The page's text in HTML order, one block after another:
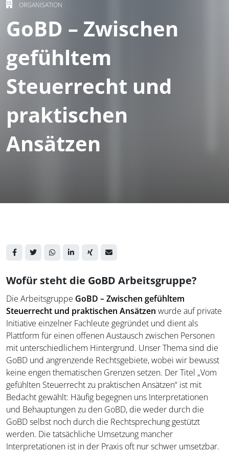
ORGANISATION
GoBD – Zwischen
gefühltem
Steuerrecht und
praktischen
Ansätzen
Wofür steht die GoBD Arbeitsgruppe?
Die Arbeitsgruppe GoBD – Zwischen gefühltem
Steuerrecht und praktischen Ansätzen wurde auf private
Initiative einzelner Fachleute gegründet und dient als
Plattform für einen offenen Austausch zwischen Personen
mit unterschiedlichem Hintergrund. Unser Thema sind die
GoBD und angrenzende Rechtsgebiete, wobei wir bewusst
keine engen thematischen Grenzen setzen. Der Titel „Vom
gefühlten Steuerrecht zu praktischen Ansätzen“ ist mit
Bedacht gewählt: Häufig begegnen uns Interpretationen
und Behauptungen zu den GoBD, die weder durch die
GoBD selbst noch durch die Rechtsprechung gestützt
werden. Die tatsächliche Umsetzung mancher
Interpretationen ist in der Praxis oft nur schwer umsetzbar.